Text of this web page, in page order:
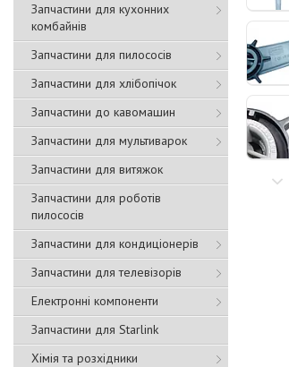
Запчастини для кухонних
комбайнів
Запчастини для пилососів
Запчастини для хлібопічок
Запчастини до кавомашин
Запчастини для мультиварок
Запчастини для витяжок
Запчастини для роботів
пилососів
Запчастини для кондиціонерів
Запчастини для телевізорів
Електронні компоненти
Запчастини для Starlink
Хімія та розхідники